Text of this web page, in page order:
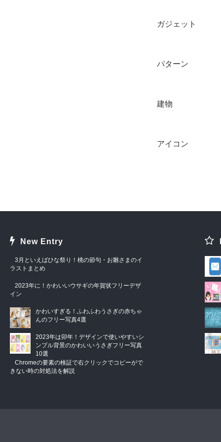
ガジェット
パターン
建物
アイコン
New Entry
3月といえばひな祭り！桃の節句・お雛さまのイ
ラストまとめ
2023年に！かわいいウサギの年賀状フリーデザ
イン
かわいすぎる！ふわふわうさぎの赤ちゃ
んのフリー写真4選
2023年は卯年！デザインで使いやすいシ
ンプル背景のかわいいうさぎフリー写真
10選
Chromeの要素の検証で右クリックでコピーがで
きない時の対処法を解説